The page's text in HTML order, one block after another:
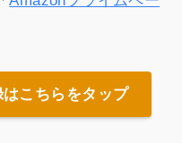
こちらをタップ